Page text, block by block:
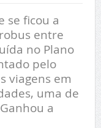
se ficou a
entre
no Plano
pelo
viagens em
uma de
a